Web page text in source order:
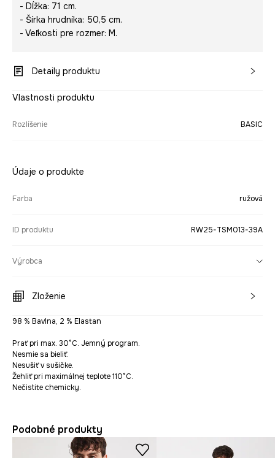
- Dĺžka: 71 cm.
- Šírka hrudníka: 50,5 cm.
- Veľkosti pre rozmer: M.
Detaily produktu
Vlastnosti produktu
Rozlíšenie BASIC
Údaje o produkte
Farba ružová
ID produktu RW25-TSM013-39A
Výrobca
Zloženie
98 % Bavlna, 2 % Elastan
Prať pri max. 30°C. Jemný program.
Nesmie sa bieliť.
Nesušiť v sušičke.
Žehliť pri maximálnej teplote 110°C.
Nečistite chemicky.
Podobné produkty